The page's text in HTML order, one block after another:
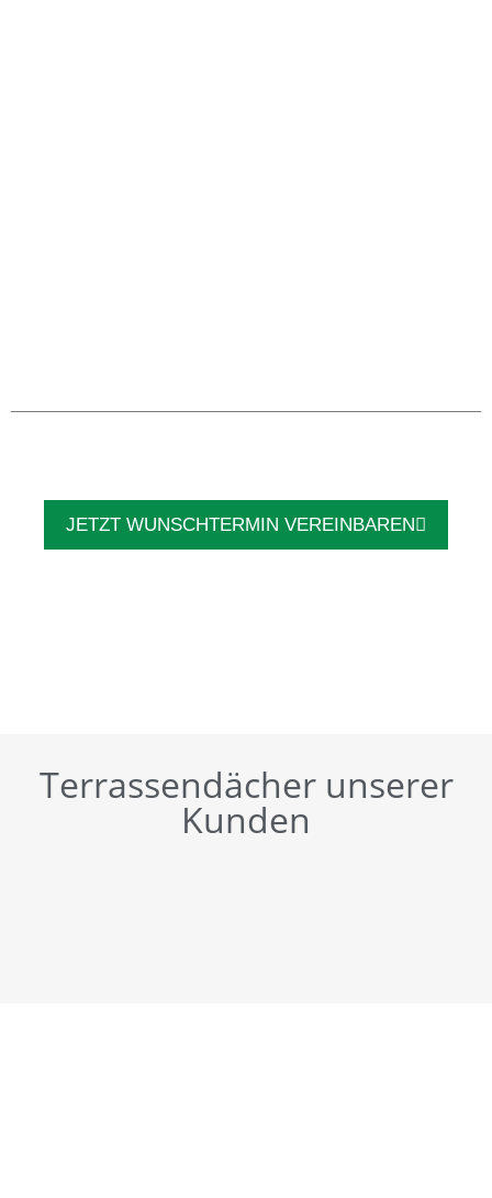
JETZT WUNSCHTERMIN VEREINBAREN
Terrassendächer unserer
Kunden